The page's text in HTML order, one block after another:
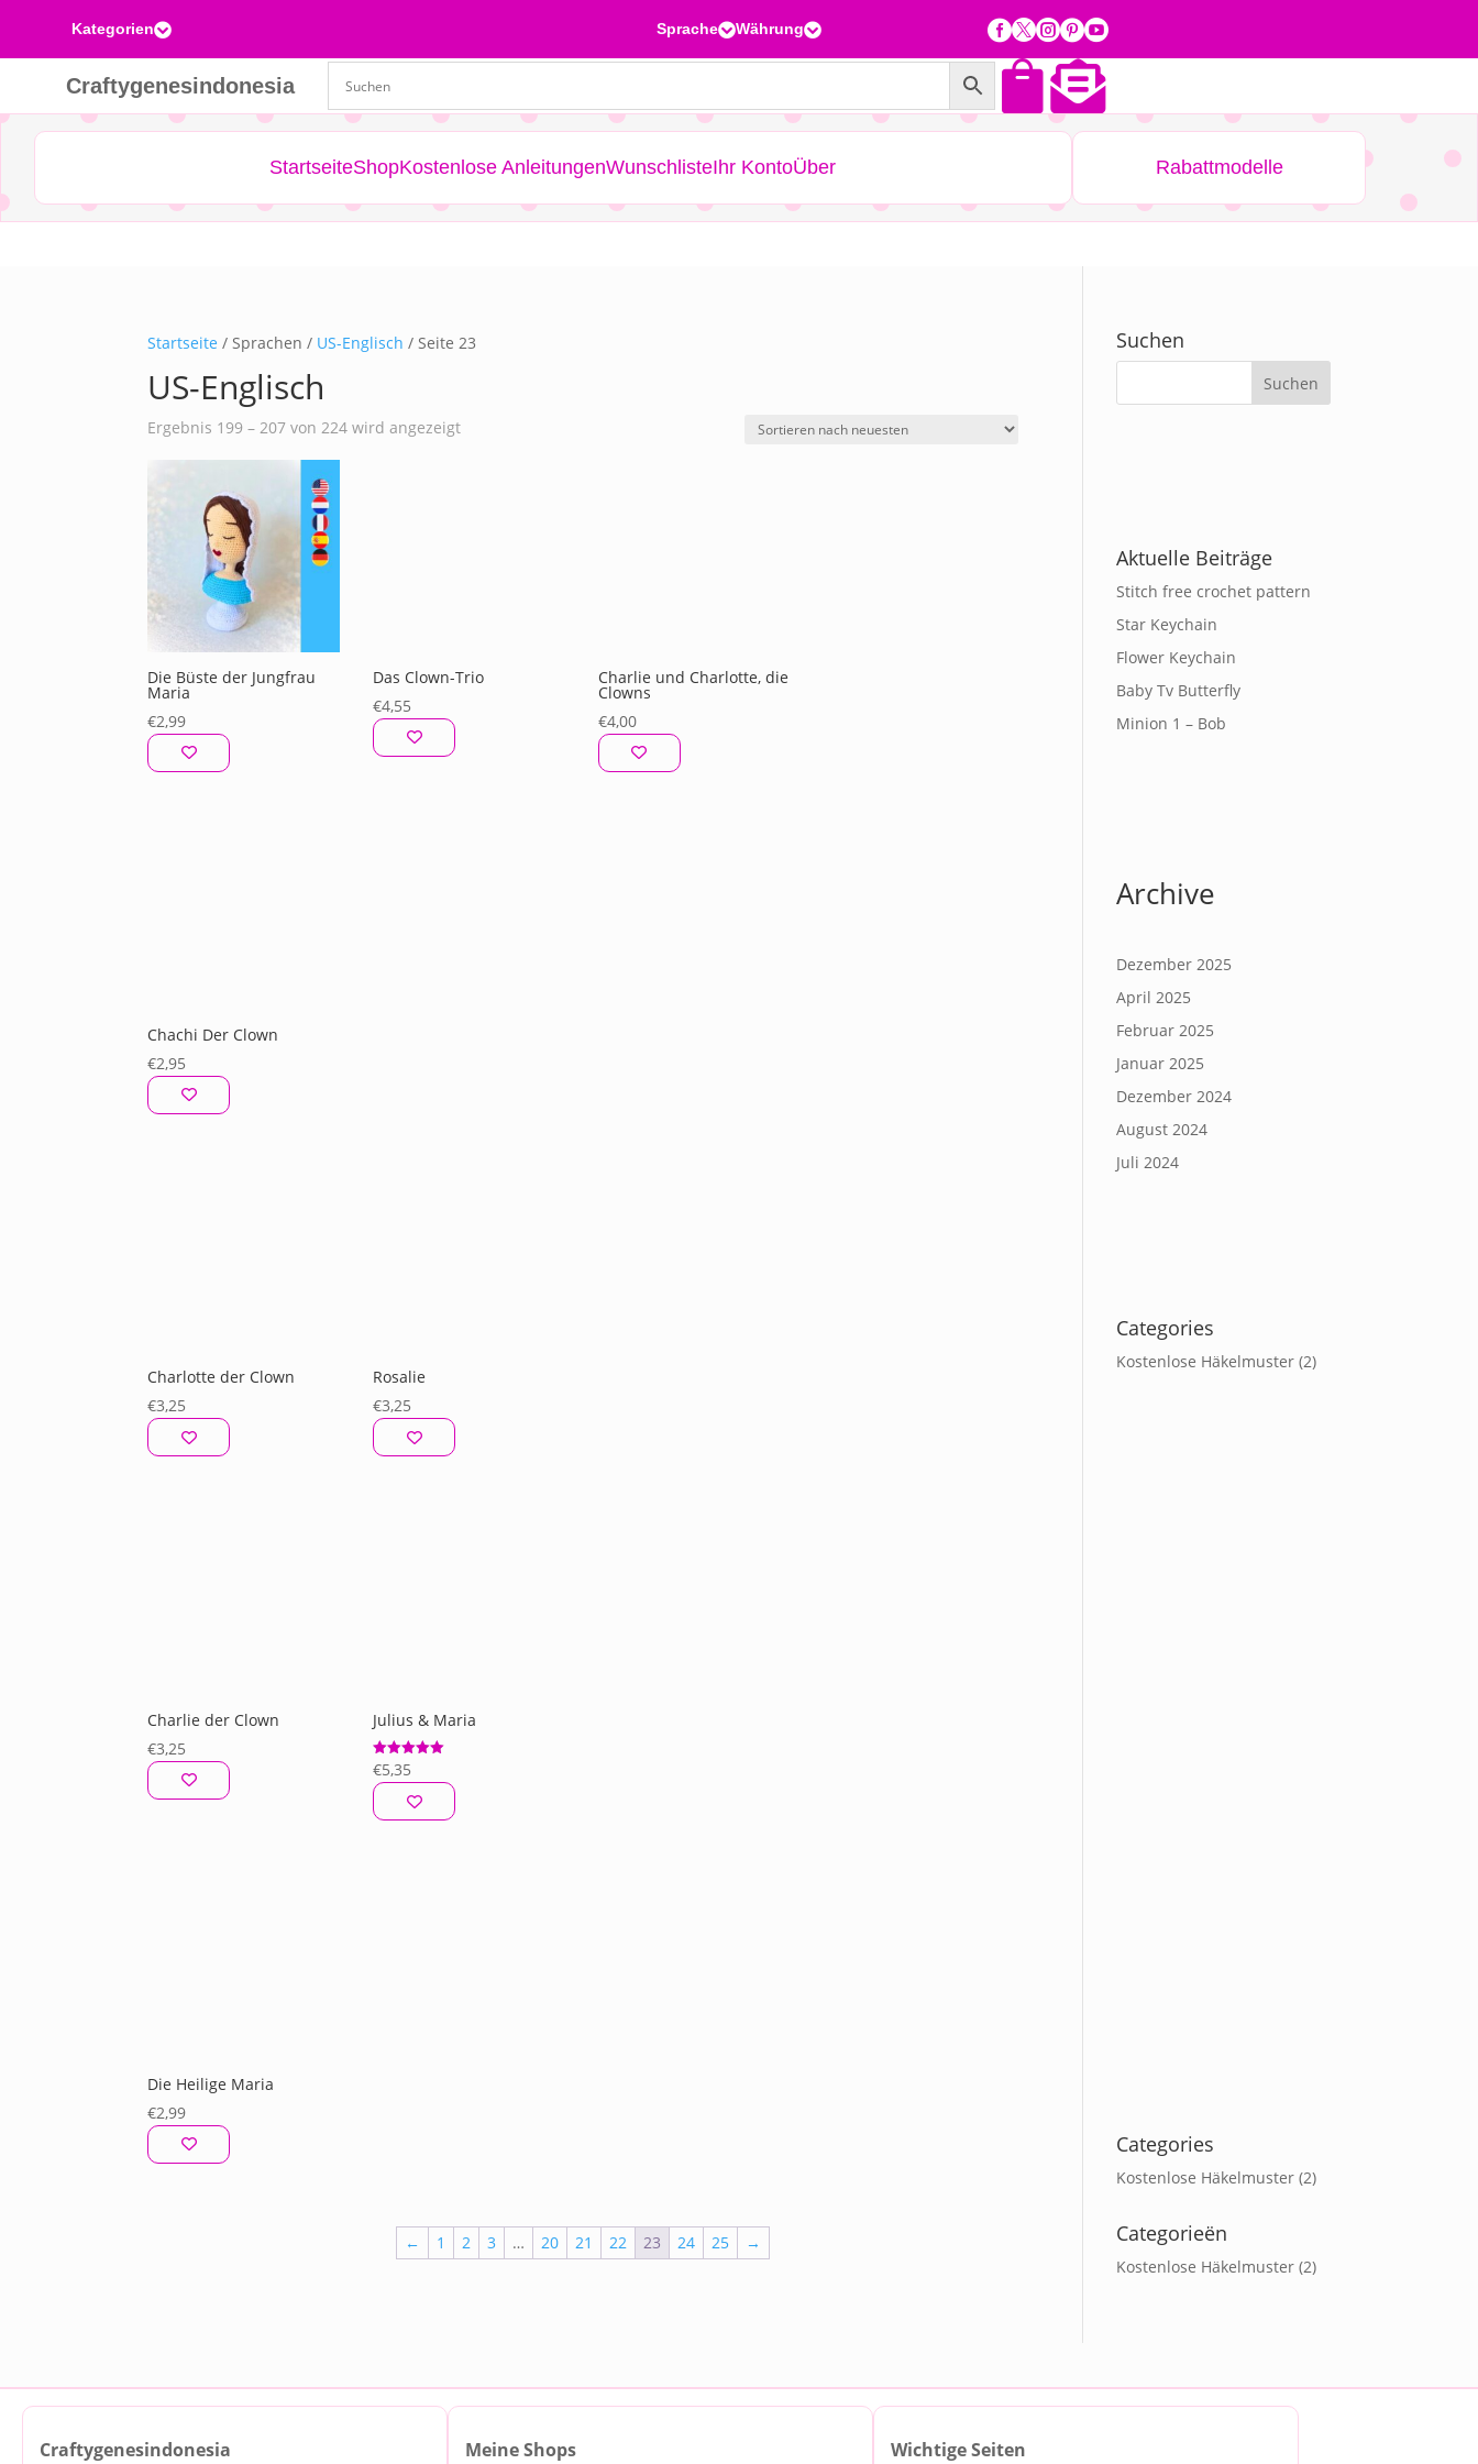
Kategorien SpracheWährung 
Craftygenesindonesia 
StartseiteShopKostenlose AnleitungenWunschlisteIhr KontoÜber Rabattmodelle
Startseite / Sprachen / US-Englisch / Seite 23
US-Englisch
Ergebnis 199 – 207 von 224 wird angezeigtNach
Die Büste der Jungfrau
Maria
€2,99
Das Clown-Trio
€4,55
Charlie und Charlotte, die
Clowns
€4,00
Chachi Der Clown
€2,95
Charlotte der Clown
€3,25
Rosalie
€3,25
Charlie der Clown
€3,25
Julius & Maria
Bewertet mit
5.00
von 5
€5,35
Die Heilige Maria
€2,99
← 1 2 3 … 20 21 22 23 24 25 →
Suchen
Aktuelle Beiträge
Stitch free crochet pattern
Star Keychain
Flower Keychain
Baby Tv Butterfly
Minion 1 – Bob
Archive
Dezember 2025
April 2025
Februar 2025
Januar 2025
Dezember 2024
August 2024
Juli 2024
Categories
Kostenlose Häkelmuster (2)
Categories
Kostenlose Häkelmuster (2)
Categorieën
Kostenlose Häkelmuster (2)
Craftygenesindonesia Meine Shops Wichtige Seiten